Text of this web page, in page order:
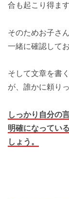
合も起こり得ます
そのためお子さ
一緒に確認して
そして文章を書
が、誰かに頼り
しっかり自分の
明確になってい
しょう。